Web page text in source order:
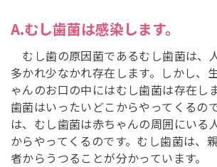
A.むし歯菌は感染します。
むし歯の原因菌であるむし歯菌は、
多かれ少なかれ存在します。しかし、
ゃんのお口の中にはむし歯菌は存在し
歯菌はいったいどこからやってくるの
は、むし歯菌は赤ちゃんの周囲にいる
からやってくるのです。むし歯菌は、
者からうつることが分かっています。